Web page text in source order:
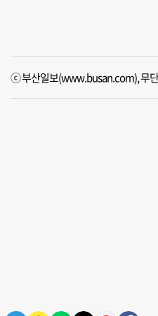
ⓒ 부산일보(www.busan.com), 무